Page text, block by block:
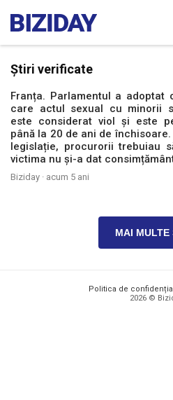
Știri verificate
Franța. Parlamentul a adoptat
care actul sexual cu minorii
este considerat viol și este
până la 20 de ani de închisoare.
legislație, procurorii trebuiau
victima nu și-a dat
Biziday · acum 5 ani
MAI MULTE
Politica de
2026 ©